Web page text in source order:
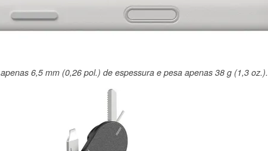
6,5 mm (0,26 pol.) de espessura e pesa apenas 38 g (1,3 oz.).